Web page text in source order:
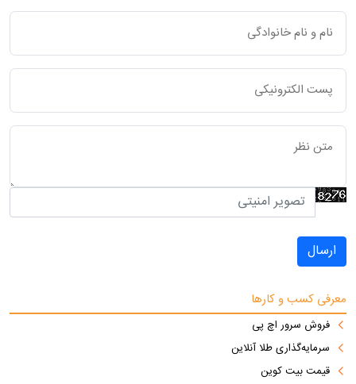
ارسال
معرفی کسب و کارها
فروش سرور اچ پی
سرمایه‌گذاری طلا آنلاین
قیمت بیت کوین